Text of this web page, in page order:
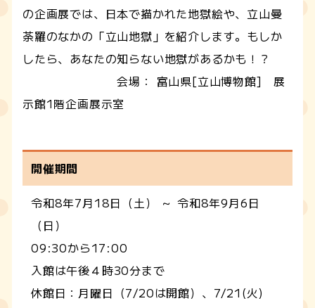
の企画展では、日本で描かれた地獄絵や、立山曼
荼羅のなかの「立山地獄」を紹介します。もしか
したら、あなたの知らない地獄があるかも！？
会場： 富山県[立山博物館] 展
示館1階企画展示室
開催期間
令和8年7月18日（土） ～ 令和8年9月6日
（日）
09:30から17:00
入館は午後４時30分まで
休館日：月曜日（7/20は開館）、7/21(火)